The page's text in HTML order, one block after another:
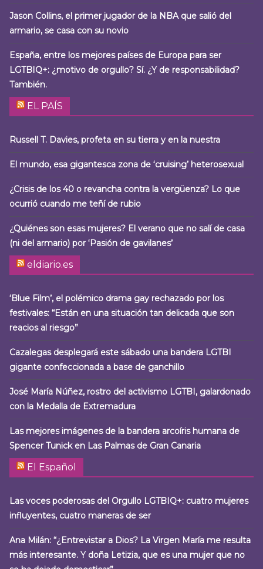
Jason Collins, el primer jugador de la NBA que salió del
armario, se casa con su novio
España, entre los mejores países de Europa para ser
LGTBIQ+: ¿motivo de orgullo? Sí. ¿Y de responsabilidad?
También.
EL PAÍS
Russell T. Davies, profeta en su tierra y en la nuestra
El mundo, esa gigantesca zona de ‘cruising’ heterosexual
¿Crisis de los 40 o revancha contra la vergüenza? Lo que
ocurrió cuando me teñí de rubio
¿Quiénes son esas mujeres? El verano que no salí de casa
(ni del armario) por ‘Pasión de gavilanes’
eldiario.es
‘Blue Film’, el polémico drama gay rechazado por los
festivales: “Están en una situación tan delicada que son
reacios al riesgo”
Cazalegas desplegará este sábado una bandera LGTBI
gigante confeccionada a base de ganchillo
José María Núñez, rostro del activismo LGTBI, galardonado
con la Medalla de Extremadura
Las mejores imágenes de la bandera arcoíris humana de
Spencer Tunick en Las Palmas de Gran Canaria
El Español
Las voces poderosas del Orgullo LGTBIQ+: cuatro mujeres
influyentes, cuatro maneras de ser
Ana Milán: “¿Entrevistar a Dios? La Virgen María me resulta
más interesante. Y doña Letizia, que es una mujer que no